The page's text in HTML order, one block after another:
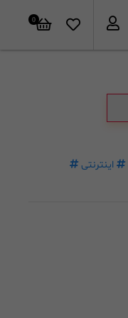
0
اینترنتی